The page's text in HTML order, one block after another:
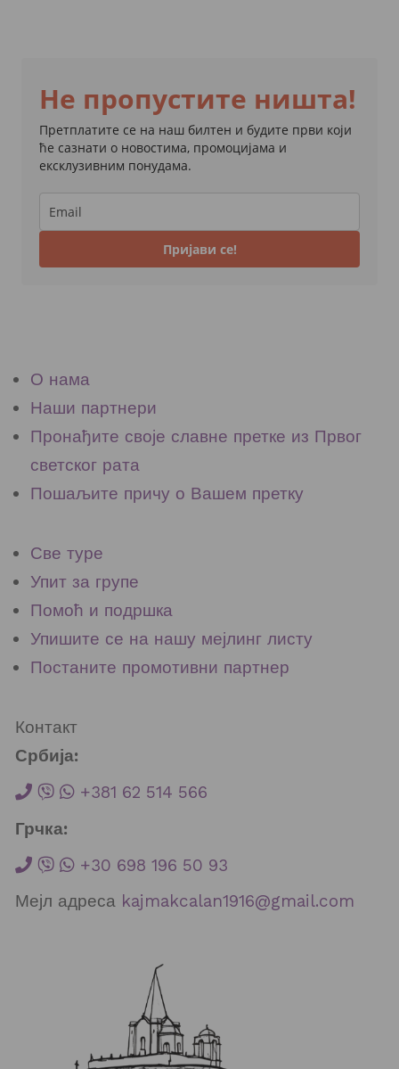
Не пропустите ништа!
Претплатите се на наш билтен и будите први који
ће сазнати о новостима, промоцијама и
ексклузивним понудама.
Пријави се!
О нама
Наши партнери
Пронађите своје славне претке из Првог
светског рата
Пошаљите причу о Вашем претку
Све туре
Упит за групе
Помоћ и подршка
Упишите се на нашу мејлинг листу
Постаните промотивни партнер
Контакт
Србија:
+381 62 514 566
Грчка:
+30 698 196 50 93
Мејл адреса kajmakcalan1916@gmail.com